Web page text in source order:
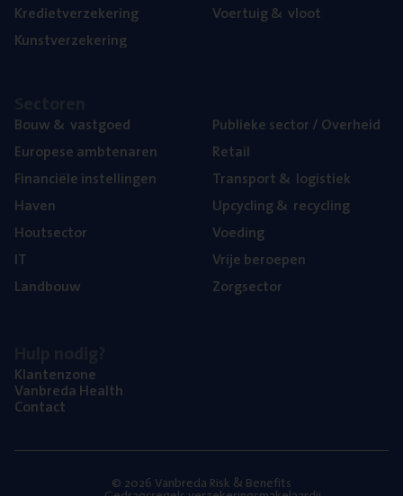
Kre­diet­ver­ze­ke­ring
Kunst­ver­ze­ke­ring
Voer­tuig& vloot
Bouw& vastgoed
Euro­pe­se ambtenaren
Finan­ci­ë­le instellingen
Haven
Hout­sec­tor
IT
Land­bouw
Publie­ke sec­tor / Overheid
Retail
Trans­port& logistiek
Upcy­cling& recycling
Voe­ding
Vrije beroe­pen
Zorg­sec­tor
Klan­ten­zo­ne
Van­b­re­da Health
Con­tact
© 2026 Vanbreda Risk & Benefits